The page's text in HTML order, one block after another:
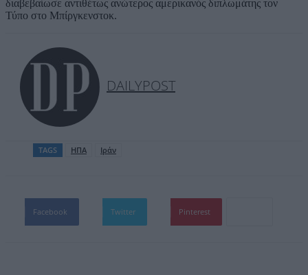
διαβεβαίωσε αντιθέτως ανώτερος αμερικανός διπλωμάτης τον
Τύπο στο Μπίργκενστοκ.
DAILYPOST
TAGS ΗΠΑ Ιράν
Facebook Twitter Pinterest